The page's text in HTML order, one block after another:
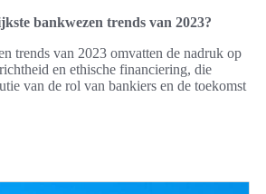
bankwezen trends van 2023?
trends van 2023 omvatten de nadruk op
en ethische financiering, die
van de rol van bankiers en de toekomst